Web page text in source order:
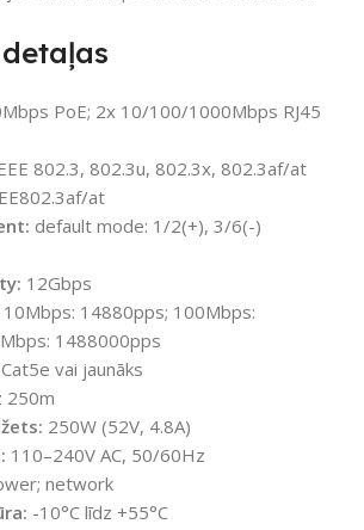
PoE; 2x 10/100/1000Mbps RJ45
802.3, 802.3u, 802.3x, 802.3af/at
at
default mode: 1/2(+), 3/6(-)
12Gbps
10Mbps: 14880pps; 100Mbps:
1488000pps
vai jaunāks
250m
250W (52V, 4.8A)
110–240V AC, 50/60Hz
network
-10°C līdz +55°C